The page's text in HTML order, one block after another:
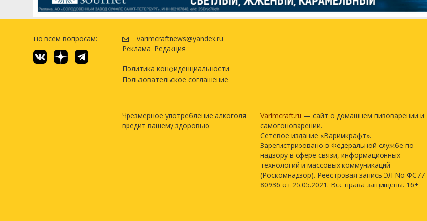
Таблетки Whirlfloc 2
Cry Havoc (White Labs #WLP862) 1 шт
Кислород
Хлорид кальция
Посмотреть рецепт полностью
По всем вопросам:
varimcraftnews@yandex.ru
Реклама Редакция
Политика конфиденциальности
Пользовательское соглашение
Чрезмерное употребление алкоголя
вредит вашему здоровью
Varimcraft.ru — сайт о домашнем пивоварении и
самогоноварении.
Сетевое издание «Варимкрафт».
Зарегистрировано в Федеральной службе по
надзору в сфере связи, информационных
технологий и массовых коммуникаций
(Роскомнадзор). Реестровая запись ЭЛ No ФС77-
80936 от 25.05.2021. Все права защищены. 16+